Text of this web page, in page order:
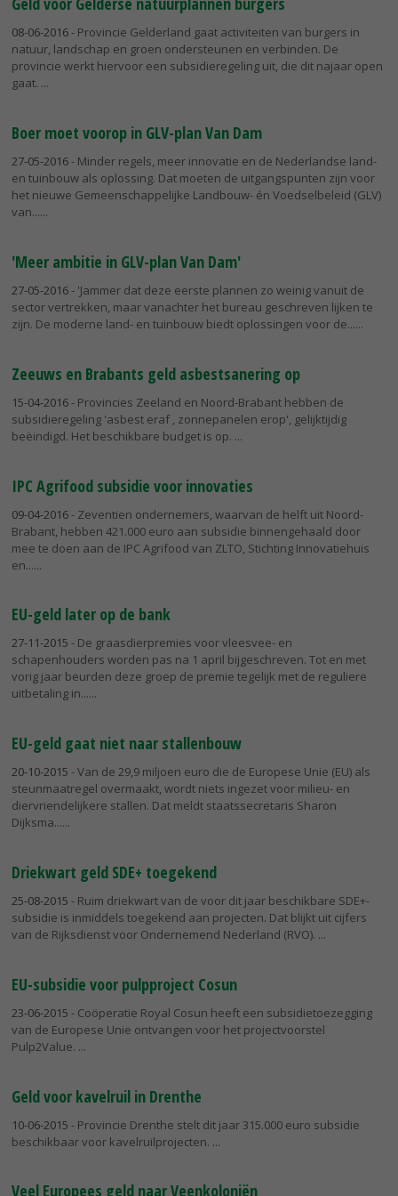
08-06-2016- Provincie Gelderland gaat activiteiten van burgers in
natuur, landschap en groen ondersteunen en verbinden. De
provincie werkt hiervoor een subsidieregeling uit, die dit najaar open
gaat.
Boer moet voorop in GLV-plan Van Dam
27-05-2016- Minder regels, meer innovatie en de Nederlandse land-
en tuinbouw als oplossing. Dat moeten de uitgangspunten zijn voor
het nieuwe Gemeenschappelijke Landbouw- én Voedselbeleid (GLV)
van...
'Meer ambitie in GLV-plan Van Dam'
27-05-2016- 'Jammer dat deze eerste plannen zo weinig vanuit de
sector vertrekken, maar vanachter het bureau geschreven lijken te
zijn. De moderne land- en tuinbouw biedt oplossingen voor de...
Zeeuws en Brabants geld asbestsanering op
15-04-2016- Provincies Zeeland en Noord-Brabant hebben de
subsidieregeling 'asbest eraf , zonnepanelen erop', gelijktijdig
beëindigd. Het beschikbare budget is op.
IPC Agrifood subsidie voor innovaties
09-04-2016- Zeventien ondernemers, waarvan de helft uit Noord-
Brabant, hebben 421.000 euro aan subsidie binnengehaald door
mee te doen aan de IPC Agrifood van ZLTO, Stichting Innovatiehuis
en...
EU-geld later op de bank
27-11-2015 - De graasdierpremies voor vleesvee- en
schapenhouders worden pas na 1 april bijgeschreven. Tot en met
vorig jaar beurden deze groep de premie tegelijk met de reguliere
uitbetaling in...
EU-geld gaat niet naar stallenbouw
20-10-2015 - Van de 29,9 miljoen euro die de Europese Unie (EU) als
steunmaatregel overmaakt, wordt niets ingezet voor milieu- en
diervriendelijkere stallen. Dat meldt staatssecretaris Sharon
Dijksma...
Driekwart geld SDE+ toegekend
25-08-2015 - Ruim driekwart van de voor dit jaar beschikbare SDE+-
subsidie is inmiddels toegekend aan projecten. Dat blijkt uit cijfers
van de Rijksdienst voor Ondernemend Nederland (RVO).
EU-subsidie voor pulpproject Cosun
23-06-2015 - Coöperatie Royal Cosun heeft een subsidietoezegging
van de Europese Unie ontvangen voor het projectvoorstel
Pulp2Value.
Geld voor kavelruil in Drenthe
10-06-2015 - Provincie Drenthe stelt dit jaar 315.000 euro subsidie
beschikbaar voor kavelruilprojecten.
Veel Europees geld naar Veenkoloniën